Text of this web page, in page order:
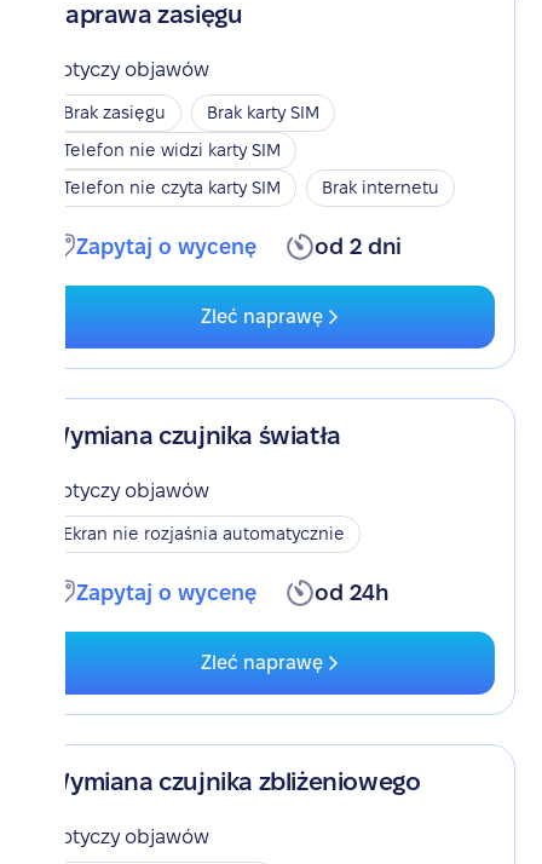
Naprawa zasięgu
Dotyczy objawów
Brak zasięgu
Brak karty SIM
Telefon nie widzi karty SIM
Telefon nie czyta karty SIM
Brak internetu
Zapytaj o wycenę od 2 dni
Zleć naprawę
Wymiana czujnika światła
Dotyczy objawów
Ekran nie rozjaśnia automatycznie
Zapytaj o wycenę od 24h
Zleć naprawę
Wymiana czujnika zbliżeniowego
Dotyczy objawów